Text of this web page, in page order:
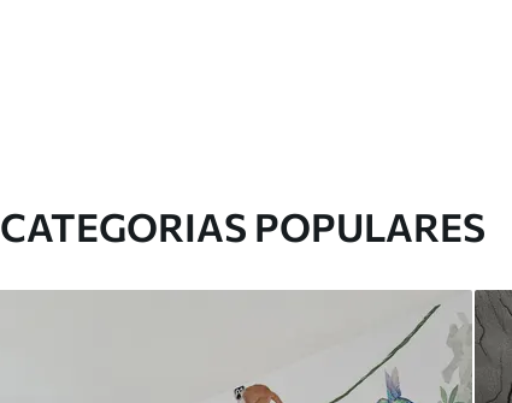
CATEGORIAS POPULARES